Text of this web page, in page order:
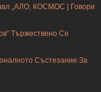
„АЛО, КОСМОС | Говори
Тържествено Се
Състезание За